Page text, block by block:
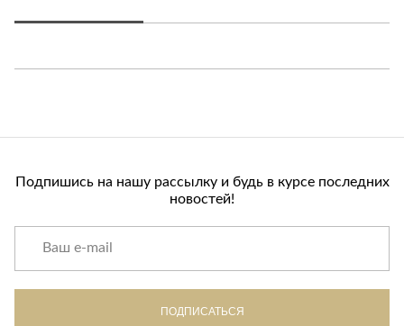
Подпишись на нашу рассылку и будь в курсе последних
новостей!
ПОДПИСАТЬСЯ